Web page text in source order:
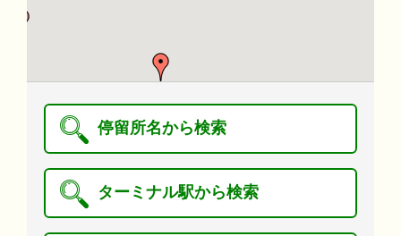
停留所名から検索
ターミナル駅から検索